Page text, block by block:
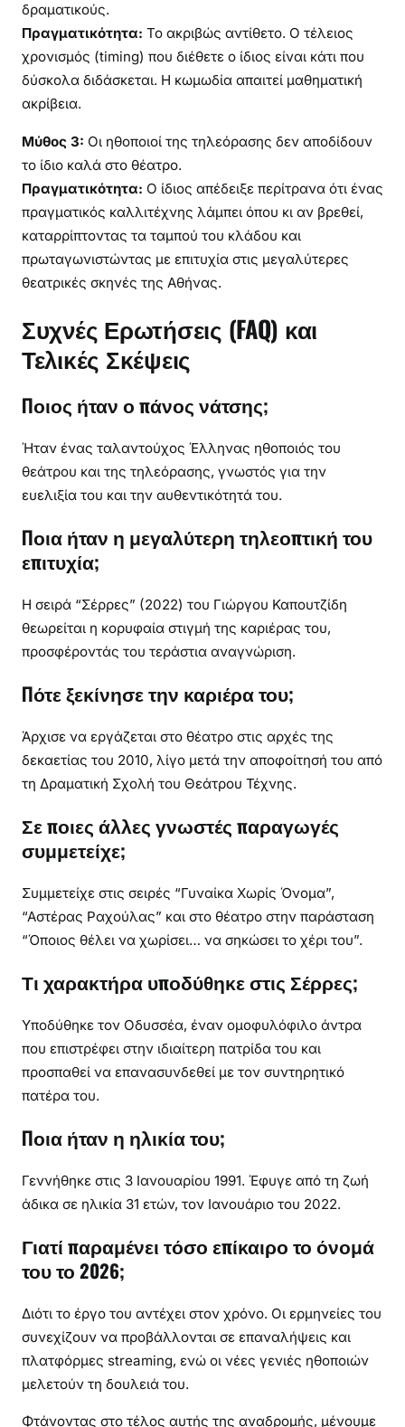
δραματικούς.
Πραγματικότητα: Το ακριβώς αντίθετο. Ο τέλειος
χρονισμός (timing) που διέθετε ο ίδιος είναι κάτι που
δύσκολα διδάσκεται. Η κωμωδία απαιτεί μαθηματική
ακρίβεια.
Μύθος 3: Οι ηθοποιοί της τηλεόρασης δεν αποδίδουν
το ίδιο καλά στο θέατρο.
Πραγματικότητα: Ο ίδιος απέδειξε περίτρανα ότι ένας
πραγματικός καλλιτέχνης λάμπει όπου κι αν βρεθεί,
καταρρίπτοντας τα ταμπού του κλάδου και
πρωταγωνιστώντας με επιτυχία στις μεγαλύτερες
θεατρικές σκηνές της Αθήνας.
Συχνές Ερωτήσεις (FAQ) και
Τελικές Σκέψεις
Ποιος ήταν ο πάνος νάτσης;
Ήταν ένας ταλαντούχος Έλληνας ηθοποιός του
θεάτρου και της τηλεόρασης, γνωστός για την
ευελιξία του και την αυθεντικότητά του.
Ποια ήταν η μεγαλύτερη τηλεοπτική του
επιτυχία;
Η σειρά “Σέρρες” (2022) του Γιώργου Καπουτζίδη
θεωρείται η κορυφαία στιγμή της καριέρας του,
προσφέροντάς του τεράστια αναγνώριση.
Πότε ξεκίνησε την καριέρα του;
Άρχισε να εργάζεται στο θέατρο στις αρχές της
δεκαετίας του 2010, λίγο μετά την αποφοίτησή του από
τη Δραματική Σχολή του Θεάτρου Τέχνης.
Σε ποιες άλλες γνωστές παραγωγές
συμμετείχε;
Συμμετείχε στις σειρές “Γυναίκα Χωρίς Όνομα”,
“Αστέρας Ραχούλας” και στο θέατρο στην παράσταση
“Όποιος θέλει να χωρίσει… να σηκώσει το χέρι του”.
Τι χαρακτήρα υποδύθηκε στις Σέρρες;
Υποδύθηκε τον Οδυσσέα, έναν ομοφυλόφιλο άντρα
που επιστρέφει στην ιδιαίτερη πατρίδα του και
προσπαθεί να επανασυνδεθεί με τον συντηρητικό
πατέρα του.
Ποια ήταν η ηλικία του;
Γεννήθηκε στις 3 Ιανουαρίου 1991. Έφυγε από τη ζωή
άδικα σε ηλικία 31 ετών, τον Ιανουάριο του 2022.
Γιατί παραμένει τόσο επίκαιρο το όνομά
του το 2026;
Διότι το έργο του αντέχει στον χρόνο. Οι ερμηνείες του
συνεχίζουν να προβάλλονται σε επαναλήψεις και
πλατφόρμες streaming, ενώ οι νέες γενιές ηθοποιών
μελετούν τη δουλειά του.
Φτάνοντας στο τέλος αυτής της αναδρομής, μένουμε